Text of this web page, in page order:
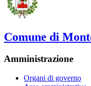
Comune di
Amministrazione
Organi di governo